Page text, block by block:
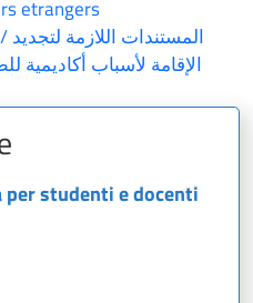
etrangers
المستندات اللازمة
الإقامة لأسباب أكاديمية
studenti e docenti